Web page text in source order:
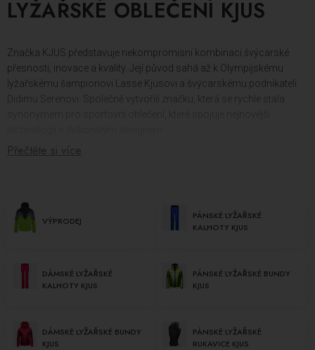
LYŽAŘSKÉ OBLEČENÍ KJUS
Značka KJUS představuje nekompromisní kombinaci švýcarské
přesnosti, inovace a kvality. Její původ sahá až k Olympijskému
lyžařskému šampionovi Lasse Kjusovi a švýcarskému podnikateli
Didimu Serenovi. Společně vytvořili značku, která se rychle stala
KJUS je zkratkou pro kvalitu, inovaci, výkon a styl. Základním pilířem
funkční a technicky vyspělé, ale také působí elegantním a čistým
dojmem.
kalhoty KJUSjsou propracované do detailů, zabezpečují optimální
pohyblivost, tepelnou izolaci a odolnost vůči povětrnostním
na svahu.
Přečtěte si více
VÝPRODEJ
PÁNSKÉ LYŽAŘSKÉ
KALHOTY KJUS
DÁMSKÉ LYŽAŘSKÉ
KALHOTY KJUS
PÁNSKÉ LYŽAŘSKÉ BUNDY
KJUS
DÁMSKÉ LYŽAŘSKÉ BUNDY
KJUS
PÁNSKÉ LYŽAŘSKÉ
RUKAVICE KJUS